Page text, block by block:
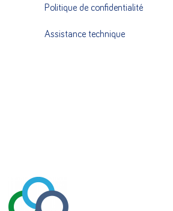
Politique de confidentialité
Assistance technique